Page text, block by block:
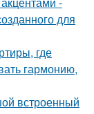
для
где
гармонию,
встроенный